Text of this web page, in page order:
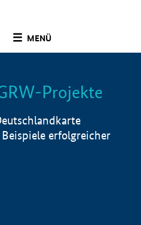
MENÜ
Info
Projekte
erfolgreicher